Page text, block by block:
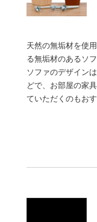
天然の無垢材を使
る無垢材のあるソ
ソファのデザイン
どで、お部屋の家
ていただくのもお